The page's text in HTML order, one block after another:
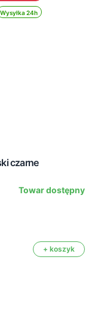
Wysyłka 24h
czarne
Towar dostępny
+ koszyk